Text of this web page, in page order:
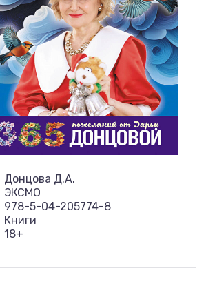
Донцова Д.А.
ЭКСМО
978-5-04-205774-8
Книги
18+